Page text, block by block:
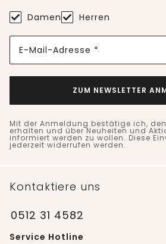
Damen Herren
E-Mail-Adresse *
ZUM NEWSLETTER
Mit der Anmeldung bestätige ich, den
erhalten und über Neuheiten und
informiert werden zu wollen. Diese
jederzeit widerrufen werden.
Kontaktiere uns
0512 31 4582
Service Hotline